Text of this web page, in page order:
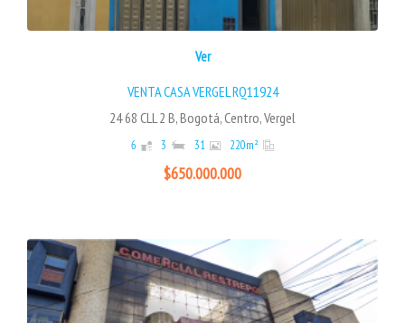
Ver
VENTA CASA VERGEL RQ11924
24 68 CLL 2 B, Bogotá, Centro, Vergel
6 3 31 220m²
$650.000.000